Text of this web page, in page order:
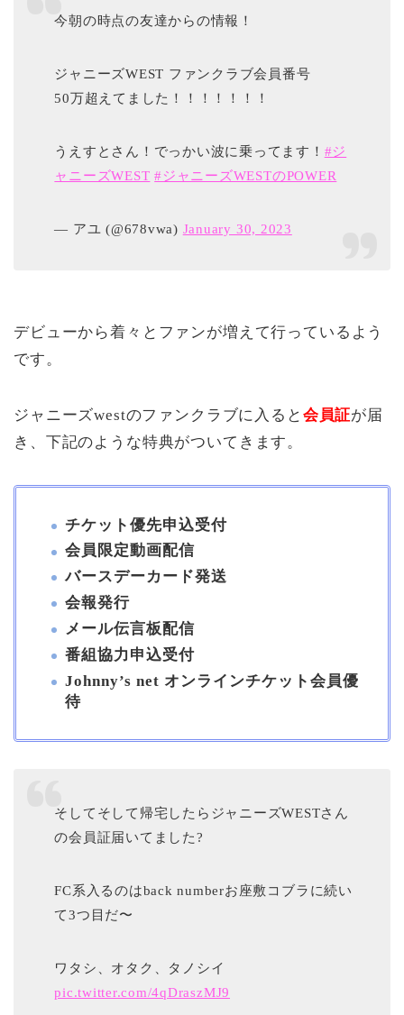
今朝の時点の友達からの情報！
ジャニーズWEST ファンクラブ会員番号
50万超えてました！！！！！！！
うえすとさん！でっかい波に乗ってます！ #ジ
ャニーズWEST #ジャニーズWESTのPOWER
— アユ (@678vwa) January 30, 2023
デビューから着々とファンが増えて行っているよう
です。
ジャニーズwestのファンクラブに入ると 会員証が届
き、下記のような特典がついてきます。
チケット優先申込受付
会員限定動画配信
バースデーカード発送
会報発行
メール伝言板配信
番組協力申込受付
Johnny’s net オンラインチケット会員優
待
そしてそして帰宅したらジャニーズWESTさん
の会員証届いてました?
FC系入るのはback numberお座敷コブラに続い
て3つ目だ〜
ワタシ、オタク、タノシイ
pic.twitter.com/4qDraszMJ9